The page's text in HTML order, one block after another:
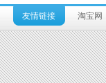
友情链接 淘宝网